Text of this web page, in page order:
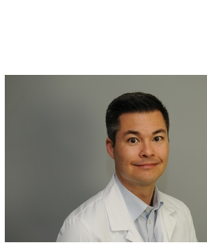
Fabian Hauswirth
Curriculum Vitae